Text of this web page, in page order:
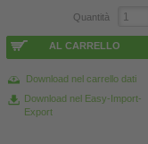
Quantità
AL CARRELLO
Download nel carrello dati
Download nel Easy-Import-
Export